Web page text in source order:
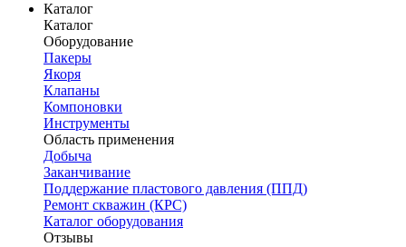
Каталог
Каталог
Оборудование
Пакеры
Якоря
Клапаны
Компоновки
Инструменты
Область применения
Добыча
Заканчивание
Поддержание пластового давления (ППД)
Ремонт скважин (КРС)
Каталог оборудования
Отзывы